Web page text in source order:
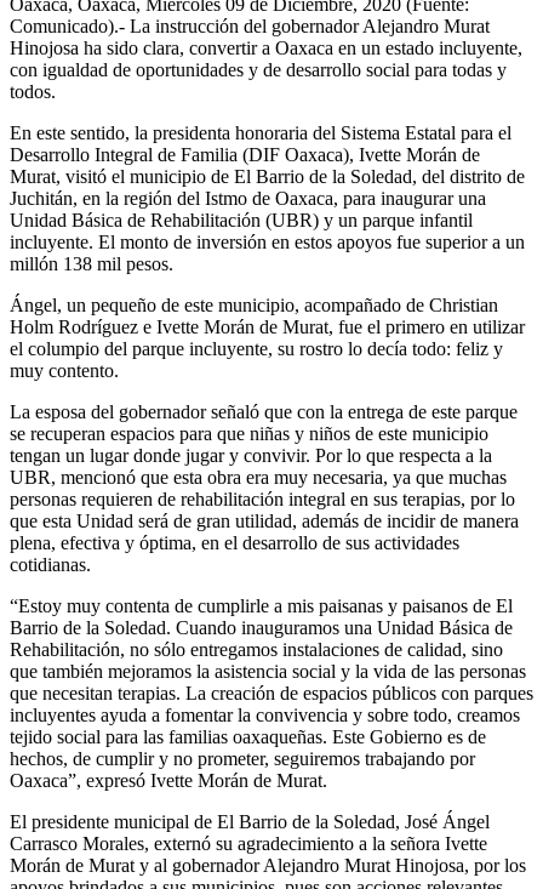
Oaxaca, Oaxaca, Miércoles 09 de Diciembre, 2020 (Fuente:
Comunicado).- La instrucción del gobernador Alejandro Murat
Hinojosa ha sido clara, convertir a Oaxaca en un estado incluyente,
con igualdad de oportunidades y de desarrollo social para todas y
todos.
En este sentido, la presidenta honoraria del Sistema Estatal para el
Desarrollo Integral de Familia (DIF Oaxaca), Ivette Morán de
Murat, visitó el municipio de El Barrio de la Soledad, del distrito de
Juchitán, en la región del Istmo de Oaxaca, para inaugurar una
Unidad Básica de Rehabilitación (UBR) y un parque infantil
incluyente. El monto de inversión en estos apoyos fue superior a un
millón 138 mil pesos.
Ángel, un pequeño de este municipio, acompañado de Christian
Holm Rodríguez e Ivette Morán de Murat, fue el primero en utilizar
el columpio del parque incluyente, su rostro lo decía todo: feliz y
muy contento.
La esposa del gobernador señaló que con la entrega de este parque
se recuperan espacios para que niñas y niños de este municipio
tengan un lugar donde jugar y convivir. Por lo que respecta a la
UBR, mencionó que esta obra era muy necesaria, ya que muchas
personas requieren de rehabilitación integral en sus terapias, por lo
que esta Unidad será de gran utilidad, además de incidir de manera
plena, efectiva y óptima, en el desarrollo de sus actividades
cotidianas.
“Estoy muy contenta de cumplirle a mis paisanas y paisanos de El
Barrio de la Soledad. Cuando inauguramos una Unidad Básica de
Rehabilitación, no sólo entregamos instalaciones de calidad, sino
que también mejoramos la asistencia social y la vida de las personas
que necesitan terapias. La creación de espacios públicos con parques
incluyentes ayuda a fomentar la convivencia y sobre todo, creamos
tejido social para las familias oaxaqueñas. Este Gobierno es de
hechos, de cumplir y no prometer, seguiremos trabajando por
Oaxaca”, expresó Ivette Morán de Murat.
El presidente municipal de El Barrio de la Soledad, José Ángel
Carrasco Morales, externó su agradecimiento a la señora Ivette
Morán de Murat y al gobernador Alejandro Murat Hinojosa, por los